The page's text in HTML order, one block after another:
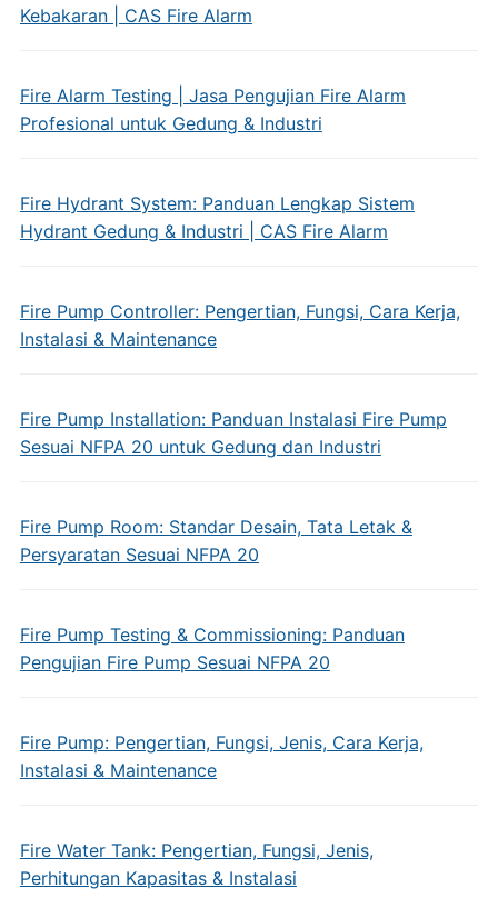
Kebakaran | CAS Fire Alarm
Fire Alarm Testing | Jasa Pengujian Fire Alarm
Profesional untuk Gedung & Industri
Fire Hydrant System: Panduan Lengkap Sistem
Hydrant Gedung & Industri | CAS Fire Alarm
Fire Pump Controller: Pengertian, Fungsi, Cara Kerja,
Instalasi & Maintenance
Fire Pump Installation: Panduan Instalasi Fire Pump
Sesuai NFPA 20 untuk Gedung dan Industri
Fire Pump Room: Standar Desain, Tata Letak &
Persyaratan Sesuai NFPA 20
Fire Pump Testing & Commissioning: Panduan
Pengujian Fire Pump Sesuai NFPA 20
Fire Pump: Pengertian, Fungsi, Jenis, Cara Kerja,
Instalasi & Maintenance
Fire Water Tank: Pengertian, Fungsi, Jenis,
Perhitungan Kapasitas & Instalasi